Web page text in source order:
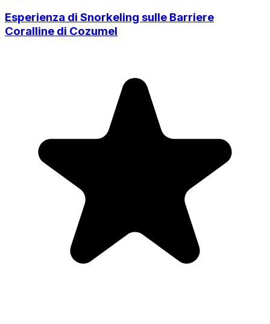
Esperienza di Snorkeling sulle Barriere
Coralline di Cozumel